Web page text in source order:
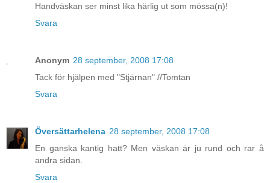
Handväskan ser minst lika härlig ut som mössa(n)!
Svara
Anonym 28 september, 2008 17:08
Tack för hjälpen med "Stjärnan" //Tomtan
Svara
Översättarhelena 28 september, 2008 17:08
En ganska kantig hatt? Men väskan är ju rund och rar å
andra sidan.
Svara